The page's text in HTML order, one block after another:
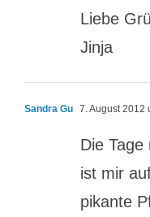
Liebe
Jinja
Sandra Gu 7. August 2012
Die
ist mir
pikante